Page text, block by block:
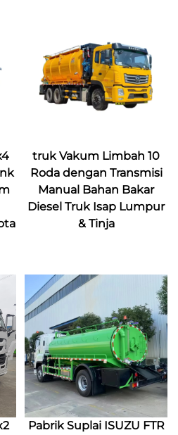
truk Vakum Limbah 10
Roda dengan Transmisi
Manual Bahan Bakar
Diesel Truk Isap Lumpur
& Tinja
Pabrik Suplai ISUZU FTR